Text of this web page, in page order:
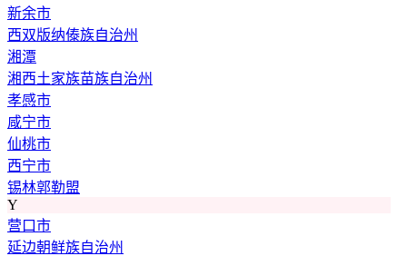
新余市
西双版纳傣族自治州
湘潭
湘西土家族苗族自治州
孝感市
咸宁市
仙桃市
西宁市
锡林郭勒盟
Y
营口市
延边朝鲜族自治州